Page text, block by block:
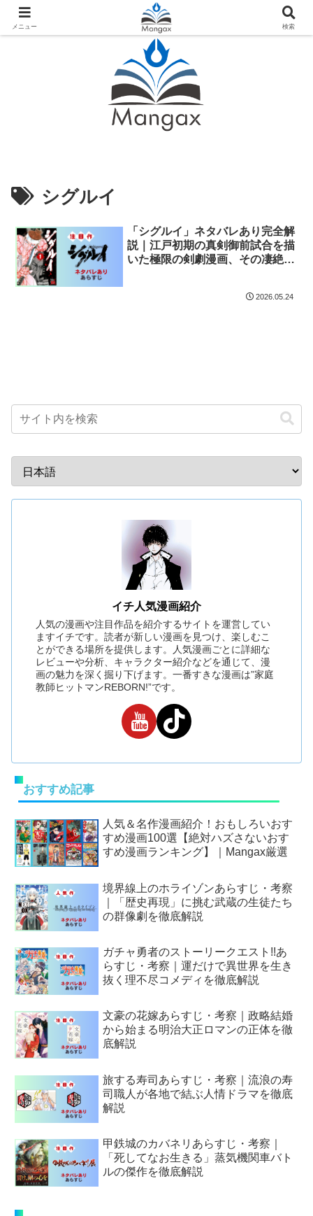
人気おすすめ漫画紹介ならMangax（マンガックス）
シグルイ
「シグルイ」ネタバレあり完全解
説｜江戸初期の真剣御前試合を描
いた極限の剣劇漫画、その凄絶な
2026.05.24
イチ人気漫画紹介
人気の漫画や注目作品を紹介するサイトを運営してい
ますイチです。読者が新しい漫画を見つけ、楽しむこ
とができる場所を提供します。人気漫画ごとに詳細な
レビューや分析、キャラクター紹介などを通じて、漫
画の魅力を深く掘り下げます。一番すきな漫画は”家庭
教師ヒットマンREBORN!”です。
おすすめ記事
人気＆名作漫画紹介！おもしろいおす
すめ漫画100選【絶対ハズさないおす
すめ漫画ランキング】｜Mangax厳選
境界線上のホライゾンあらすじ・考察
｜「歴史再現」に挑む武蔵の生徒たち
の群像劇を徹底解説
ガチャ勇者のストーリークエスト!!あ
らすじ・考察｜運だけで異世界を生き
抜く理不尽コメディを徹底解説
文豪の花嫁あらすじ・考察｜政略結婚
から始まる明治大正ロマンの正体を徹
底解説
旅する寿司あらすじ・考察｜流浪の寿
司職人が各地で結ぶ人情ドラマを徹底
解説
甲鉄城のカバネリあらすじ・考察｜
「死してなお生きる」蒸気機関車バト
ルの傑作を徹底解説
メニュー 検索